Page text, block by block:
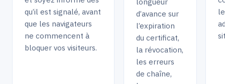
visibilité dans les moteurs de recherche.
sans attendre qu’un client vous signale des messages
manquants.
qu’il est signalé, avant
que les navigateurs
ne commencent à
bloquer vos visiteurs.
d’avance sur
l’expiration
du certificat,
la révocation,
les erreurs
de chaîne,